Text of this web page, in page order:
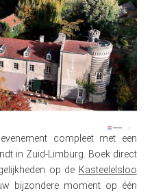
compleet met een
in Zuid-Limburg. Boek direct
op de Kasteelelsloo
bijzondere moment op één